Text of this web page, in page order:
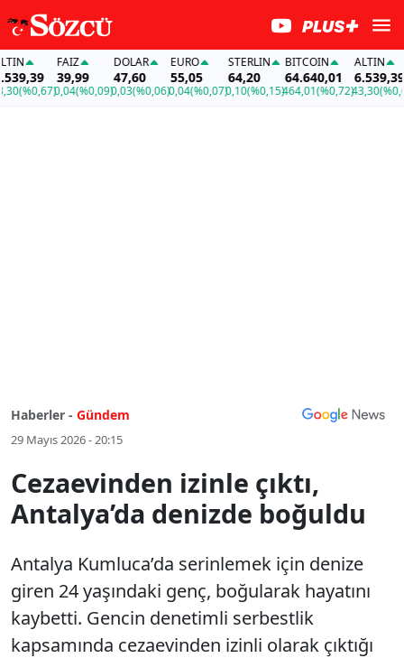
(%0,67)
FAİZ
39,99
0,04(%0,09)
DOLAR
47,60
0,03(%0,06)
EURO
55,05
0,04(%0,07)
STERLIN
64,20
0,10(%0,15)
BITCOIN
64.640,01
464,01(%0,72)
ALTIN
6.539,39
43,30
Haberler - Gündem
29 Mayıs 2026 - 20:15
Cezaevinden izinle çıktı,
Antalya’da denizde boğuldu
Antalya Kumluca’da serinlemek için denize
giren 24 yaşındaki genç, boğularak hayatını
kaybetti. Gencin denetimli serbestlik
kapsamında cezaevinden izinli olarak çıktığı